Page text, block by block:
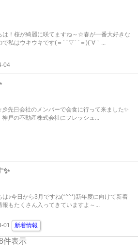
は！桜が綺麗に咲てますね～☆春が一番大好きな
で私はウキウキです(＝⌒▽⌒＝)(´∀｀...
04
先日会社のメンバーで会食に行って来ました✨
神戸の不動産株式会社にフレッシュ...
✨
は♪今日から3月ですね(*^^*)新年度に向けて新着
報もたくさん入ってきていますよ～...
01 新着情報
件表示